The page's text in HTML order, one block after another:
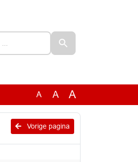
A A A
Vorige pagina